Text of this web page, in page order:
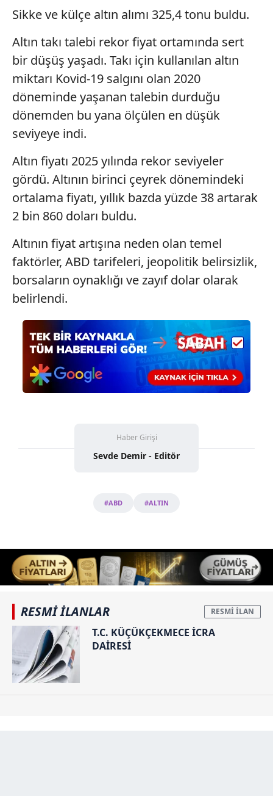
toplumu hizmetlerinin sunulması amacıyla
kullanılmaktadır. Diğer çerezler, sitemizin daha işlevsel
kılınması ve kişiselleştirilmesi ve sizlere yönelik
reklam/pazarlama faaliyetlerinin yapılması, amaçlarıyla
sınırlı olarak açık rızanız dahilinde kullanılacaktır.
Çerezlere ilişkin tercihlerinizi aşağıda yer alan panel
vasıtasıyla belirleyebilirsiniz. Çerezlere ilişkin detaylı bilgi
için Ayarlar butonuna tıklayabilir,
Çerez Bilgilendirme
Metnimiziziyaret edebilirsiniz.
6698 sayılı Kişisel Verilerin Korunması Kanunu uyarınca
hazırlanmış Aydınlatma Metnimizi okumak ve sitemizde
ilgili mevzuata uygun olarak kullanılan çerezlerle ilgili bilgi
almak için lütfentıklayınız.
Sikke ve külçe altın alımı 325,4 tonu buldu.
Altın takı talebi rekor fiyat ortamında sert
bir düşüş yaşadı. Takı için kullanılan altın
miktarı Kovid-19 salgını olan 2020
döneminde yaşanan talebin durduğu
dönemden bu yana ölçülen en düşük
seviyeye indi.
Altın fiyatı 2025 yılında rekor seviyeler
gördü. Altının birinci çeyrek dönemindeki
ortalama fiyatı, yıllık bazda yüzde 38 artarak
2 bin 860 doları buldu.
Altının fiyat artışına neden olan temel
faktörler, ABD tarifeleri, jeopolitik belirsizlik,
borsaların oynaklığı ve zayıf dolar olarak
belirlendi.
Haber Girişi
Sevde Demir - Editör
#ABD #ALTIN
RESMİ İLANLAR
T.C. KÜÇÜKÇEKMECE İCRA
DAİRESİ